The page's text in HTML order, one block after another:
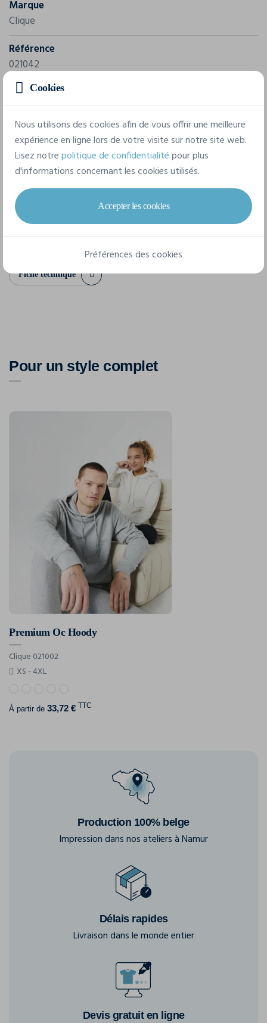
Marque
Clique
Référence
021042
Composition
80% coton - 20% polyester ( Anthracite (955) : 60%
coton 40% polyester- Gris chiné 95 : 85% coton 15%
viscose
XS S M L XL XXL
Fiche technique
Pour un style complet
Premium Oc Hoody
Clique 021002
XS - 4XL
À partir de 33,72 € TTC
Production 100% belge
Impression dans nos ateliers à Namur
Délais rapides
Livraison dans le monde entier
Devis gratuit en ligne
Cookies
Nous utilisons des cookies afin de vous offrir une meilleure
expérience en ligne lors de votre visite sur notre site web.
Lisez notrepolitique de confidentialitépour plus
d'informations concernant les cookies utilisés.
Accepter les cookies
Préférences des cookies